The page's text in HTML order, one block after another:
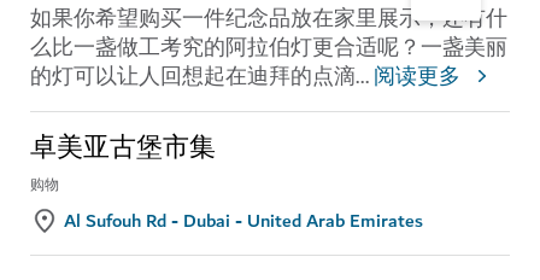
如果你希望购买一件纪念品放在家里展示，还有什
么比一盏做工考究的阿拉伯灯更合适呢？一盏美丽
的灯可以让人回想起在迪拜的点滴...阅读更多
卓美亚古堡市集
购物
Al Sufouh Rd - Dubai - United Arab Emirates